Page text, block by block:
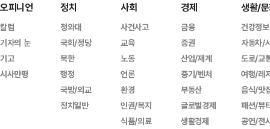
오피니언
칼럼
기자의 눈
기고
시사만평
정치
청와대
국회/정당
북한
행정
국방/외교
정치일반
사회
사건사고
교육
노동
언론
환경
인권/복지
식품/의료
경제
금융
증권
산업/재계
중기/벤처
부동산
글로벌경제
생활경제
생활/
건강정보
자동차/
도로/교
여행/레
음식/맛
패션/뷰
공연/전